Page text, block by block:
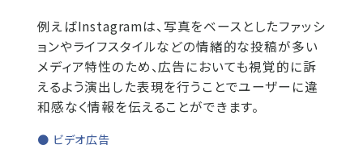
例えばInstagramは、写真をベースとしたファッシ
ョンやライフスタイルなどの情緒的な投稿が多い
メディア特性のため、広告においても視覚的に訴
えるよう演出した表現を行うことでユーザーに違
和感なく情報を伝えることができます。
● ビデオ広告